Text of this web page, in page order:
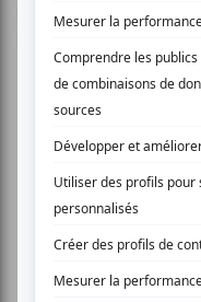
rock permettra au
C'est rat...
Me libérer